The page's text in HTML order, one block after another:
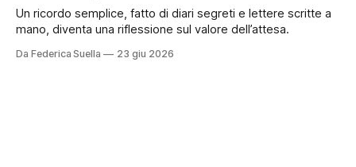
Un ricordo semplice, fatto di diari segreti e lettere scritte a
mano, diventa una riflessione sul valore dell’attesa.
Da Federica Suella 23 giu 2026